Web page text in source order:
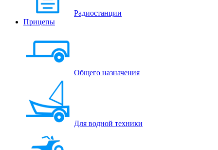
Радиостанции
Прицепы
Общего назначения
Для водной техники